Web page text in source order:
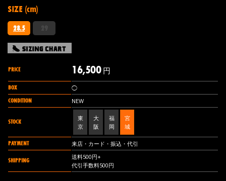
SIZE (cm)
28.5
PRICE 16,500円
BOX ◯
CONDITION NEW
STOCK
東
京
大
阪
福
岡
宮
城
PAYMENT 来店・カード・振込・代引
SHIPPING
送料500円+
代引手数料500円